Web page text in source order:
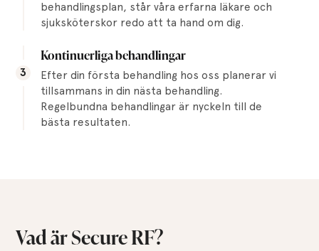
behandlingsplan, står våra erfarna läkare och
sjuksköterskor redo att ta hand om dig.
3
Kontinuerliga behandlingar
Efter din första behandling hos oss planerar vi
tillsammans in din nästa behandling.
Regelbundna behandlingar är nyckeln till de
bästa resultaten.
Vad är Secure RF?